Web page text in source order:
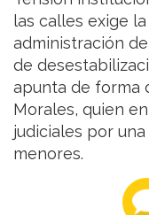
las calles exige
administración
de
apunta de forma
Morales, quien
judiciales por
menores.